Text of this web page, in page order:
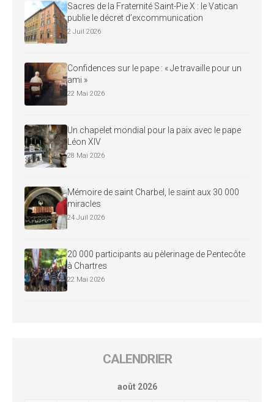
Sacres de la Fraternité Saint-Pie X : le Vatican
publie le décret d’excommunication
2 Juil 2026
Confidences sur le pape : « Je travaille pour un
ami »
22 Mai 2026
Un chapelet mondial pour la paix avec le pape
Léon XIV
28 Mai 2026
Mémoire de saint Charbel, le saint aux 30 000
miracles
24 Juil 2026
20 000 participants au pèlerinage de Pentecôte
à Chartres
22 Mai 2026
CALENDRIER
août 2026